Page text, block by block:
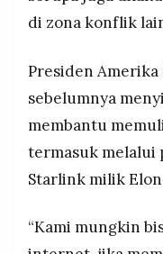
di zona konflik
Presiden
sebelumnya
membantu
termasuk melalui
Starlink milik
“Kami mungkin